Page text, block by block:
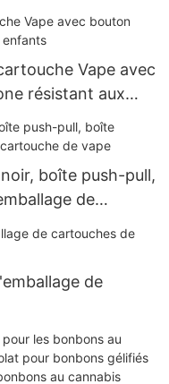
Vape avec
résistant aux
boîte push-pull,
de
de